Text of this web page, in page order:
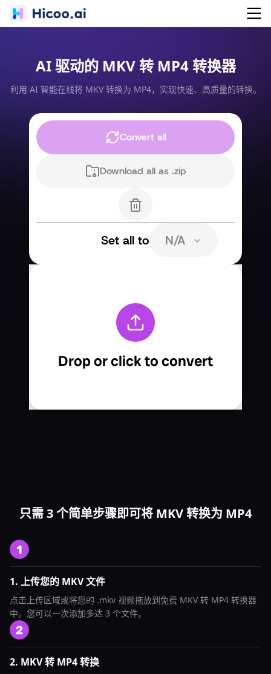
AI 驱动的 MKV 转 MP4 转换器
利用 AI 智能在线将 MKV 转换为 MP4，实现快速、高质量的转换。
只需 3 个简单步骤即可将 MKV 转换为 MP4
1. 上传您的 MKV 文件
点击上传区域或将您的 .mkv 视频拖放到免费 MKV 转 MP4 转换器
中。您可以一次添加多达 3 个文件。
2. MKV 转 MP4 转换